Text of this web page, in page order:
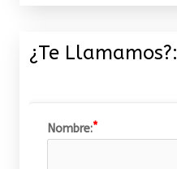
¿Te Llamamos?:
Nombre: